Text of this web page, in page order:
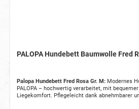
PALOPA Hundebett Baumwolle Fred
Palopa Hundebett Fred Rosa Gr. M:Modernes
PALOPA – hochwertig verarbeitet, mit
Liegekomfort. Pflegeleicht dank abnehmbarer